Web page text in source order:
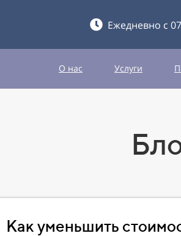
Ежедневно с
О нас Услуги
Как уменьшить